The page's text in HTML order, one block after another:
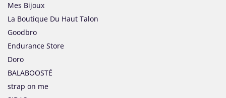
Mes Bijoux
La Boutique Du Haut Talon
Goodbro
Endurance Store
Doro
BALABOOSTÉ
strap on me